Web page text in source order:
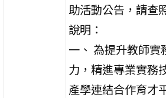
助活動公告，請查
說明：
一、 為提升教師實
力，精進專業實務
產學連結合作育才